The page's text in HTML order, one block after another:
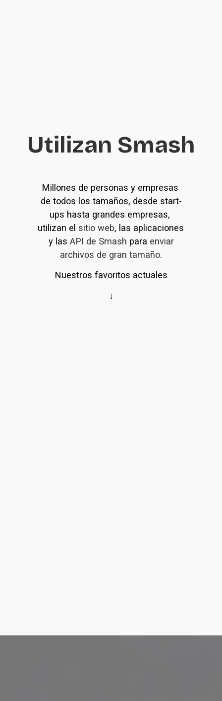
Utilizan Smash
Millones de personas y empresas
de todos los tamaños, desde start-
ups hasta grandes empresas,
utilizan el sitio web, las aplicaciones
y las API de Smash para enviar
archivos de gran tamaño.
Nuestros favoritos actuales
↓